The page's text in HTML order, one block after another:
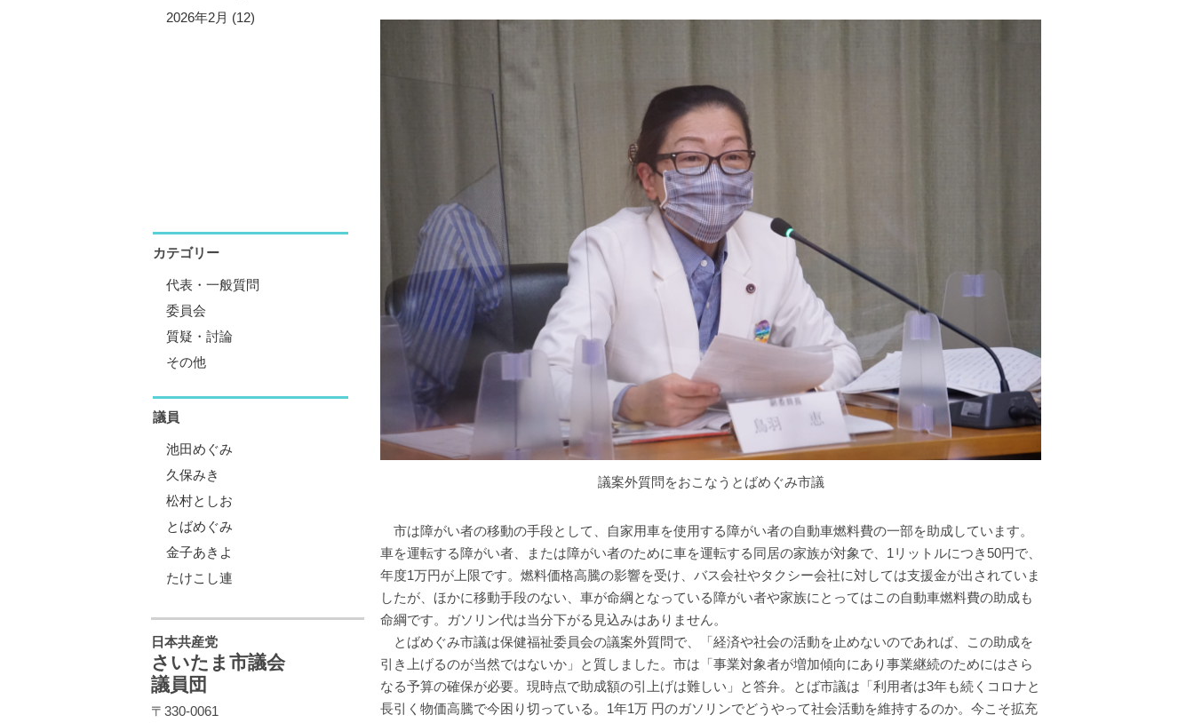
議案外質問をおこなうとばめぐみ市議
市は障がい者の移動の手段として、自家用車を使用する障がい者の自動車燃料費の一部を助成しています。
車を運転する障がい者、または障がい者のために車を運転する同居の家族が対象で、1リットルにつき50円で、
年度1万円が上限です。燃料価格高騰の影響を受け、バス会社やタクシー会社に対しては支援金が出されていま
したが、ほかに移動手段のない、車が命綱となっている障がい者や家族にとってはこの自動車燃料費の助成も
命綱です。ガソリン代は当分下がる見込みはありません。
とばめぐみ市議は保健福祉委員会の議案外質問で、「経済や社会の活動を止めないのであれば、この助成を
引き上げるのが当然ではないか」と質しました。市は「事業対象者が増加傾向にあり事業継続のためにはさら
なる予算の確保が必要。現時点で助成額の引上げは難しい」と答弁。とば市議は「利用者は3年も続くコロナと
長引く物価高騰で今困り切っている。1年1万 円のガソリンでどうやって社会活動を維持するのか。今こそ拡充
2026年2月 (12)
カテゴリー
代表・一般質問
委員会
質疑・討論
その他
議員
池田めぐみ
久保みき
松村としお
とばめぐみ
金子あきよ
たけこし連
日本共産党
さいたま市議会
議員団
〒330-0061